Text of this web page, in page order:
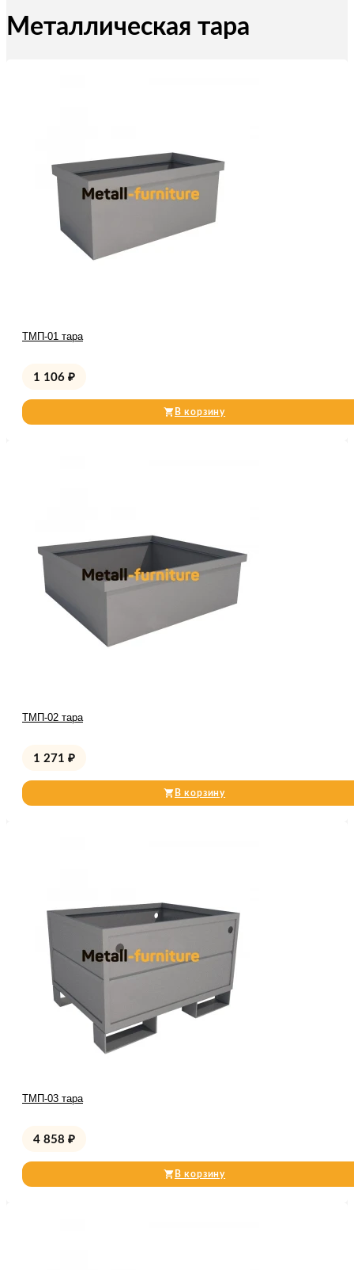
Металлическая тара
ТМП-01 тара
1 106 ₽
В корзину
ТМП-02 тара
1 271 ₽
В корзину
ТМП-03 тара
4 858 ₽
В корзину